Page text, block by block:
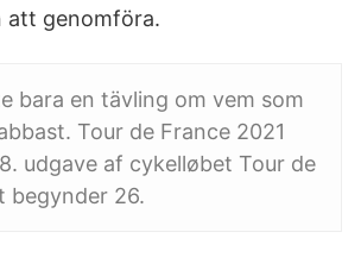
att genomföra.
bara en tävling om vem som
Tour de France 2021
udgave af cykelløbet Tour de
begynder 26.